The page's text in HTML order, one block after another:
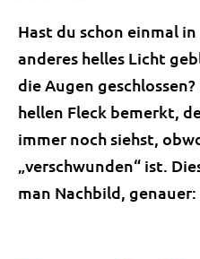
Hast du schon einmal
anderes helles Licht
die Augen
hellen Fleck bemerkt,
immer noch siehst,
„verschwunden“ ist.
man Nachbild,